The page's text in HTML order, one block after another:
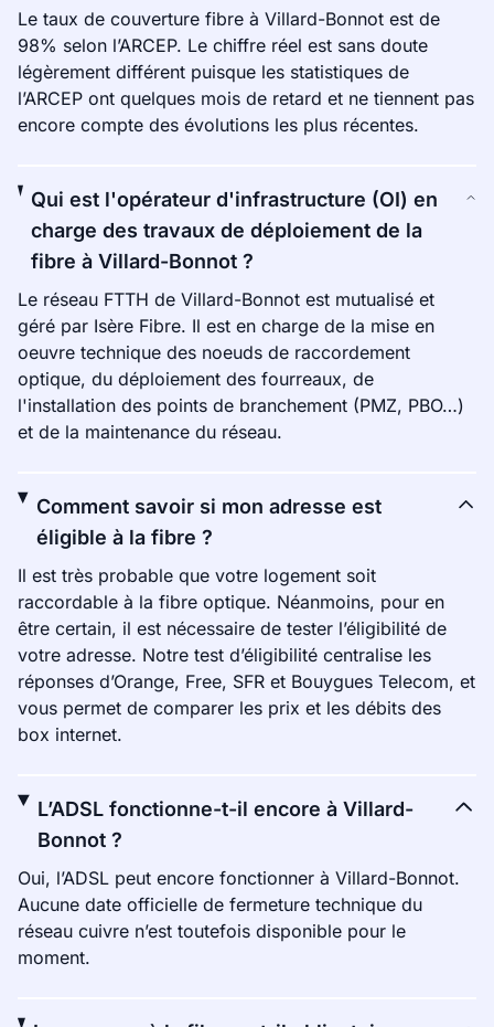
Le taux de couverture fibre à Villard-Bonnot est de
98% selon l’ARCEP. Le chiffre réel est sans doute
légèrement différent puisque les statistiques de
l’ARCEP ont quelques mois de retard et ne tiennent pas
encore compte des évolutions les plus récentes.
Qui est l'opérateur d'infrastructure (OI) en
charge des travaux de déploiement de la
fibre à Villard-Bonnot ?
Le réseau FTTH de Villard-Bonnot est mutualisé et
géré par Isère Fibre. Il est en charge de la mise en
oeuvre technique des noeuds de raccordement
optique, du déploiement des fourreaux, de
l'installation des points de branchement (PMZ, PBO…)
et de la maintenance du réseau.
Comment savoir si mon adresse est
éligible à la fibre ?
Il est très probable que votre logement soit
raccordable à la fibre optique. Néanmoins, pour en
être certain, il est nécessaire de tester l’éligibilité de
votre adresse. Notre test d’éligibilité centralise les
réponses d’Orange, Free, SFR et Bouygues Telecom, et
vous permet de comparer les prix et les débits des
box internet.
L’ADSL fonctionne-t-il encore à Villard-
Bonnot ?
Oui, l’ADSL peut encore fonctionner à Villard-Bonnot.
Aucune date officielle de fermeture technique du
réseau cuivre n’est toutefois disponible pour le
moment.